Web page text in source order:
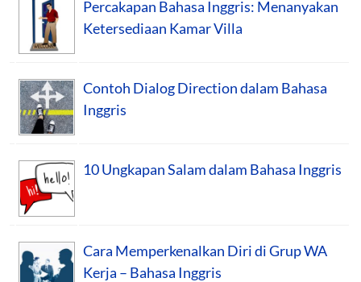
Percakapan Bahasa Inggris: Menanyakan
Ketersediaan Kamar Villa
Contoh Dialog Direction dalam Bahasa
Inggris
10 Ungkapan Salam dalam Bahasa Inggris
Cara Memperkenalkan Diri di Grup WA
Kerja – Bahasa Inggris